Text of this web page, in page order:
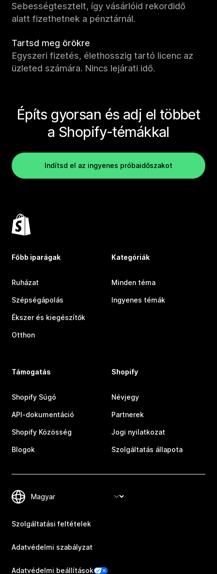
Sebességtesztelt, így vásárlóid rekordidő
alatt fizethetnek a pénztárnál.
Tartsd meg örökre
Egyszeri fizetés, élethosszig tartó licenc az
üzleted számára. Nincs lejárati idő.
Építs gyorsan és adj el többet
a Shopify-témákkal
Indítsd el az ingyenes próbaidőszakot
Főbb iparágak
Ruházat
Szépségápolás
Ékszer és kiegészítők
Otthon
Kategóriák
Minden téma
Ingyenes témák
Támogatás
Shopify Súgó
API-dokumentáció
Shopify Közösség
Blogok
Shopify
Névjegy
Partnerek
Jogi nyilatkozat
Szolgáltatás állapota
Szolgáltatási feltételek
Adatvédelmi szabályzat
Adatvédelmi beállítások